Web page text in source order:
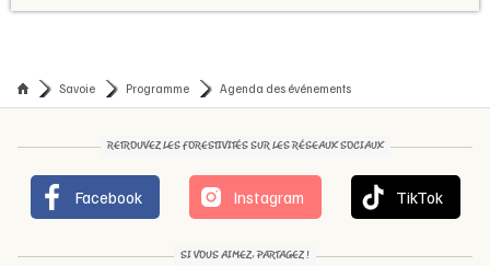
Savoie Programme Agenda des événements
RETROUVEZ LES FORESTIVITÉS SUR LES RÉSEAUX SOCIAUX
Facebook Instagram TikTok
SI VOUS AIMEZ, PARTAGEZ !